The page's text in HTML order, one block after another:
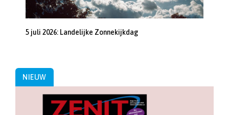
5 juli 2026: Landelijke Zonnekijkdag
NIEUW